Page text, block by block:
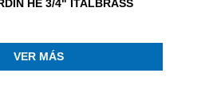
HE 3/4" ITALBRASS
VER MÁS